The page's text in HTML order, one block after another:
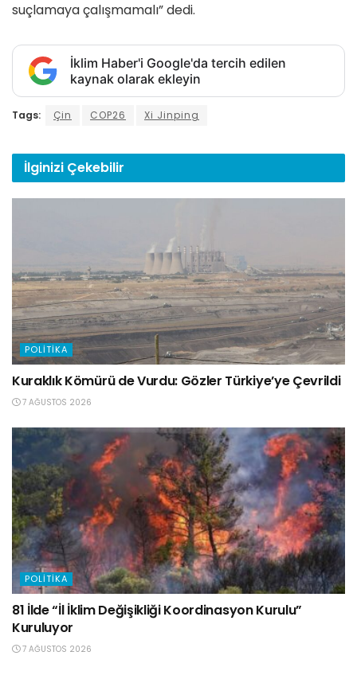
suçlamaya çalışmamalı” dedi.
İklim Haber'i Google'da tercih edilen
kaynak olarak ekleyin
Tags: Çin COP26 Xi Jinping
İlginizi Çekebilir
POLITIKA
Kuraklık Kömürü de Vurdu: Gözler Türkiye’ye Çevrildi
7 AĞUSTOS 2026
POLITIKA
81 İlde “İl İklim Değişikliği Koordinasyon Kurulu”
Kuruluyor
7 AĞUSTOS 2026